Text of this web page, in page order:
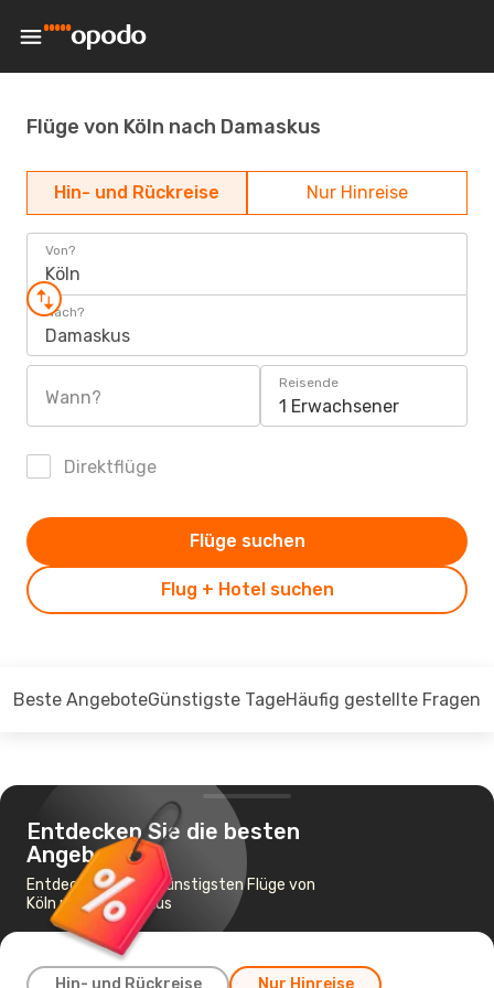
Flüge von Köln nach Damaskus
Hin- und Rückreise Nur Hinreise
Von?
Köln
Nach?
Damaskus
Wann?
Reisende
1 Erwachsener
Direktflüge
Flug + Hotel suchen
Flüge suchen
Beste AngeboteGünstigste TageHäufig gestellte Fragen
Entdecken Sie die besten
Angebote
Entdecken Sie die günstigsten Flüge von
Köln nach Damaskus
Hin- und Rückreise Nur Hinreise